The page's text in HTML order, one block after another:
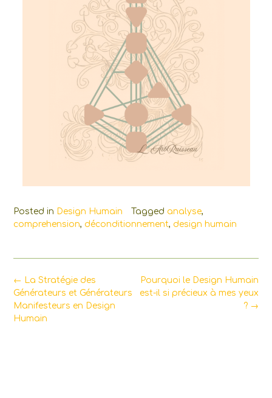
Posted in Design Humain Tagged analyse,
comprehension, déconditionnement, design humain
Post
navigation
Pourquoi le Design Humain
est-il si précieux à mes yeux
? →
← La Stratégie des
Générateurs et Générateurs
Manifesteurs en Design
Humain